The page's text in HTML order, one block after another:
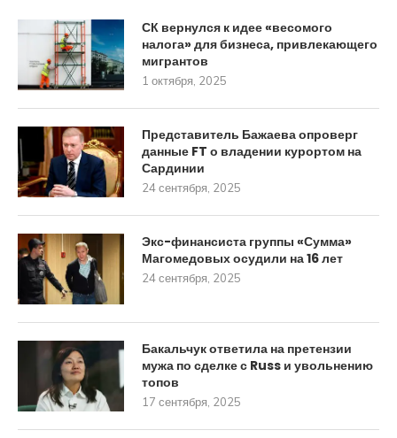
СК вернулся к идее «весомого
налога» для бизнеса, привлекающего
мигрантов
1 октября, 2025
Представитель Бажаева опроверг
данные FT о владении курортом на
Сардинии
24 сентября, 2025
Экс-финансиста группы «Сумма»
Магомедовых осудили на 16 лет
24 сентября, 2025
Бакальчук ответила на претензии
мужа по сделке с Russ и увольнению
топов
17 сентября, 2025